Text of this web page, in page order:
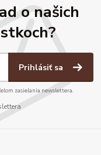
o našich
Prihlásiť sa
zasielania newslettera.